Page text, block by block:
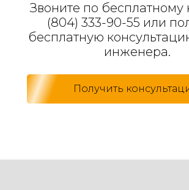
Звоните по бесплатному
(804) 333-90-55​​​​​​​ или
бесплатную
инженера.
Получить